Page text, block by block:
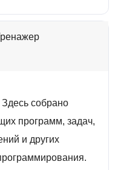
Здесь собрано
программ, задач,
и других